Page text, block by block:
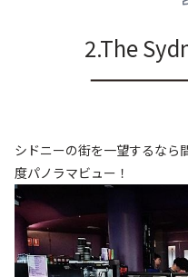
2.The
シドニーの街を一望するな
度パノラマビュー！